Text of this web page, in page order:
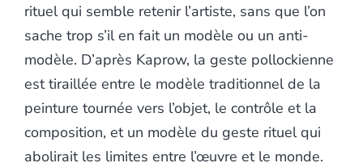
rituel qui semble retenir l’artiste, sans que l’on
sache trop s’il en fait un modèle ou un anti-
modèle. D’après Kaprow, la geste pollockienne
est tiraillée entre le modèle traditionnel de la
peinture tournée vers l’objet, le contrôle et la
composition, et un modèle du geste rituel qui
abolirait les limites entre l’œuvre et le monde.